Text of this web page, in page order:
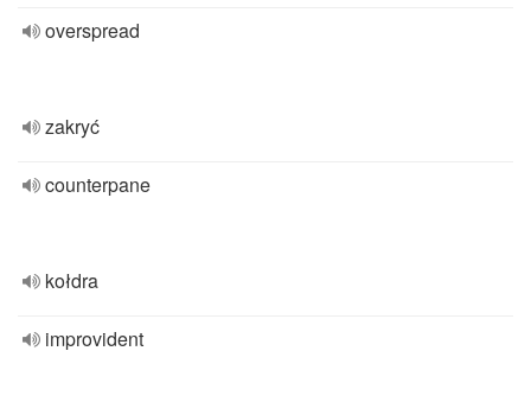
overspread
zakryć
counterpane
kołdra
improvident